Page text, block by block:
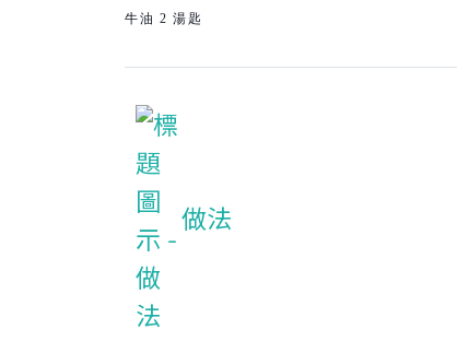
牛油 2 湯匙
做法